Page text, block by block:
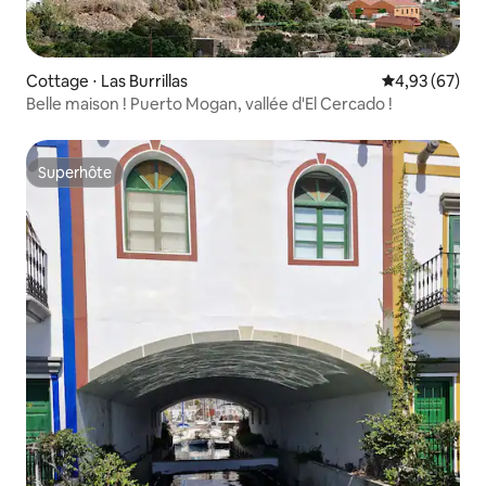
Cottage ⋅ Las Burrillas Évaluation
4,93 (67)
Belle maison ! Puerto Mogan, vallée d'El Cercado !
Superhôte
Superhôte